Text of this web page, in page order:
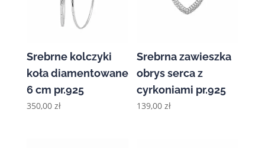
Srebrne kolczyki
koła diamentowane
6 cm pr.925
350,00 zł
Srebrna zawieszka
obrys serca z
cyrkoniami pr.925
139,00zł